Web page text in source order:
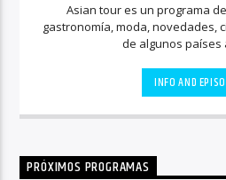
Asian tour es un programa
gastronomía, moda, novedades,
de algunos países
INFO AND
PRÓXIMOS PROGRAMAS